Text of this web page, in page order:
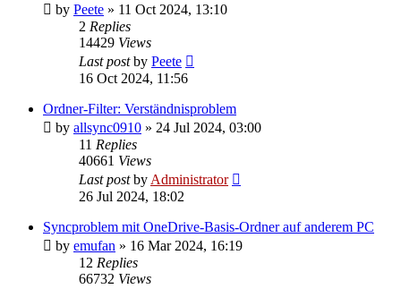
by Peete » 11 Oct 2024, 13:10
2 Replies
14429 Views
Last postby Peete
16 Oct 2024, 11:56
Ordner-Filter: Verständnisproblem
by allsync0910 » 24 Jul 2024, 03:00
11 Replies
40661 Views
Last postby Administrator
26 Jul 2024, 18:02
Syncproblem mit OneDrive-Basis-Ordner auf anderem PC
by emufan » 16 Mar 2024, 16:19
12 Replies
66732 Views